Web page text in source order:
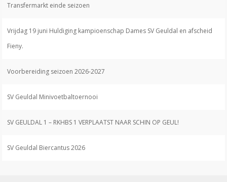
Transfermarkt einde seizoen
Vrijdag 19 juni Huldiging kampioenschap Dames SV Geuldal en afscheid
Fieny.
Voorbereiding seizoen 2026-2027
SV Geuldal Minivoetbaltoernooi
SV GEULDAL 1 – RKHBS 1 VERPLAATST NAAR SCHIN OP GEUL!
SV Geuldal Biercantus 2026